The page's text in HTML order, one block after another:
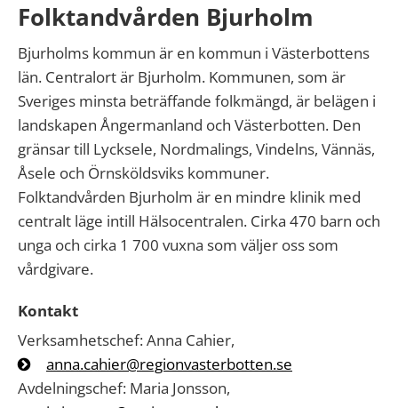
Folktandvården Bjurholm
Bjurholms kommun är en kommun i Västerbottens
län. Centralort är Bjurholm. Kommunen, som är
Sveriges minsta beträffande folkmängd, är belägen i
landskapen Ångermanland och Västerbotten. Den
gränsar till Lycksele, Nordmalings, Vindelns, Vännäs,
Åsele och Örnsköldsviks kommuner.
Folktandvården Bjurholm är en mindre klinik med
centralt läge intill Hälsocentralen. Cirka 470 barn och
unga och cirka 1 700 vuxna som väljer oss som
vårdgivare.
Kontakt
Verksamhetschef: Anna Cahier,
anna.cahier@regionvasterbotten.se
Avdelningschef: Maria Jonsson,